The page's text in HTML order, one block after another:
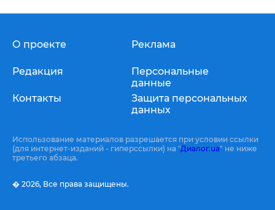
О проекте
Редакция
Контакты
Реклама
Персональные
данные
Защита персональных
данных
Использование материалов разрешается при условии ссылки
(для интернет-изданий - гиперссылки) на "Диалог.ua" не ниже
третьего абзаца.
� 2026, Все права защищены.